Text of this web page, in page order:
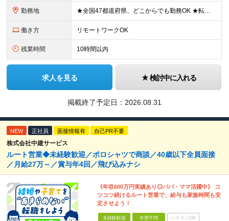
勤務地 ★全国47都道府県、どこからでも勤務OK ★転勤なし！腰を据えて活躍◎ ★マイカー通勤OK（拠点による） ★業務に慣れたら、ゆくゆくはリモート併用やフルリモートも可能 全国のお客様先にて勤務していた
働き方 リモートワークOK
残業時間 10時間以内
求人を見る 検討中に入れる
掲載終了予定日： 2026.08.31
NEW 正社員 面接情報有 自己PR不要
株式会社中建サービス
ルート営業◆未経験歓迎／ポロシャツで商談／40歳以下全員面接
／月給27万～／賞与年4回／飛び込みナシ
《年収600万円実績あり◎パパ・ママ活躍中》 コ
ツコツ続けるルート営業で、給与も家族時間も安
定させよう！
未経験歓迎 学歴不問 ベテランOK